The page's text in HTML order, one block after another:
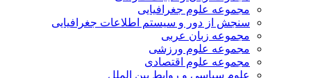
مجموعه علوم جغرافیایی
سنجش از دور و سیستم اطلاعات جغرافیایی
مجموعه زبان عربی
مجموعه علوم ورزشی
مجموعه علوم اقتصادی
علوم سیاسی و روابط بین الملل